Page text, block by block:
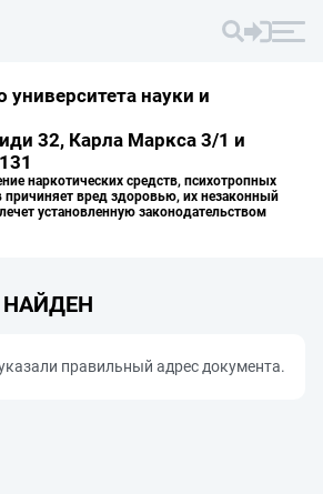
науки и
32, Карла Маркса 3/1 и
наркотических средств, психотропных
причиняет вред здоровью, их незаконный
установленную законодательством
правильный адрес документа.